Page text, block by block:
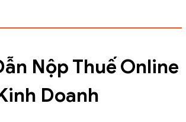
Nộp Thuế Online
Doanh